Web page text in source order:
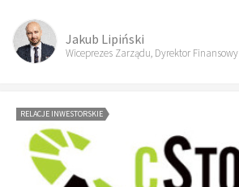
Jakub Lipiński
Wiceprezes Zarządu, Dyrektor Finansowy
RELACJE INWESTORSKIE